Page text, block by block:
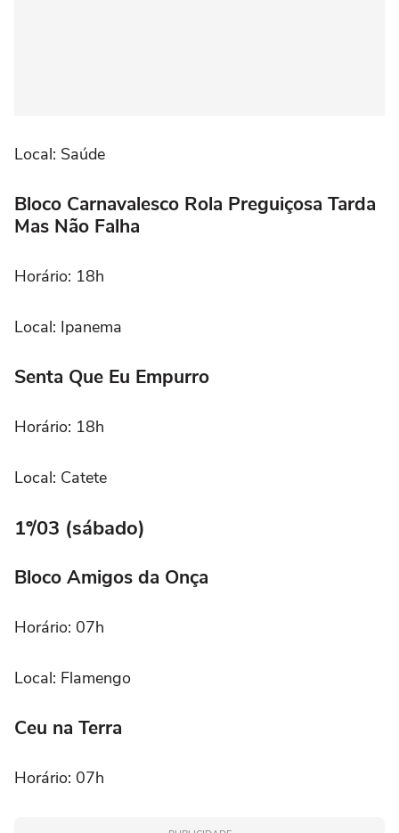
Local: Saúde
Bloco Carnavalesco Rola Preguiçosa Tarda
Mas Não Falha
Horário: 18h
Local: Ipanema
Senta Que Eu Empurro
Horário: 18h
Local: Catete
1º/03 (sábado)
Bloco Amigos da Onça
Horário: 07h
Local: Flamengo
Ceu na Terra
Horário: 07h